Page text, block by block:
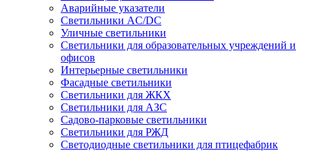
Аварийные указатели
Светильники AC/DC
Уличные светильники
Светильники для образовательных учреждений и
офисов
Интерьерные светильники
Фасадные светильники
Светильники для ЖКХ
Светильники для АЗС
Садово-парковые светильники
Светильники для РЖД
Светодиодные светильники для птицефабрик